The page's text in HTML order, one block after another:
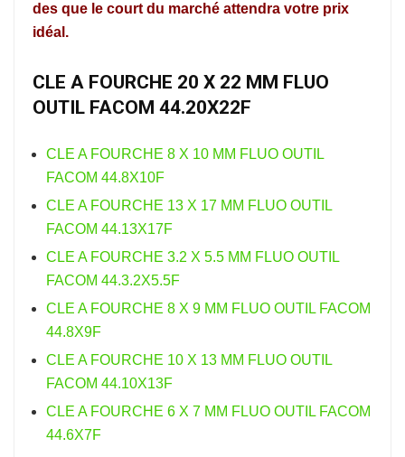
des que le court du marché attendra votre prix
idéal.
CLE A FOURCHE 20 X 22 MM FLUO
OUTIL FACOM 44.20X22F
CLE A FOURCHE 8 X 10 MM FLUO OUTIL
FACOM 44.8X10F
CLE A FOURCHE 13 X 17 MM FLUO OUTIL
FACOM 44.13X17F
CLE A FOURCHE 3.2 X 5.5 MM FLUO OUTIL
FACOM 44.3.2X5.5F
CLE A FOURCHE 8 X 9 MM FLUO OUTIL FACOM
44.8X9F
CLE A FOURCHE 10 X 13 MM FLUO OUTIL
FACOM 44.10X13F
CLE A FOURCHE 6 X 7 MM FLUO OUTIL FACOM
44.6X7F